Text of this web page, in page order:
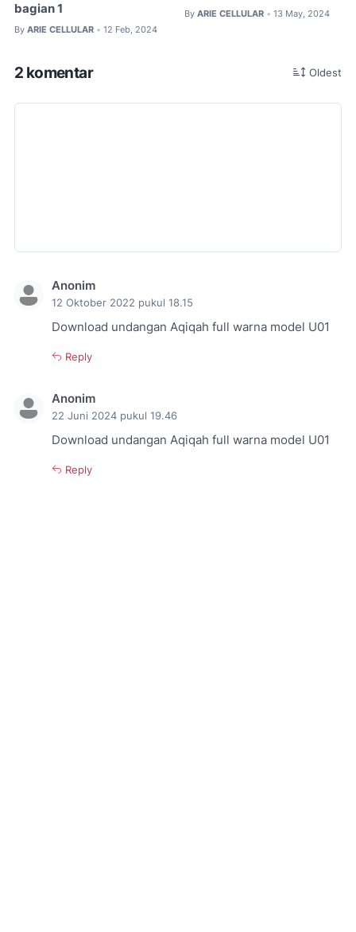
bagian 1
By ARIE CELLULAR • 12 Feb, 2024
By ARIE CELLULAR • 13 May, 2024
2 komentar Oldest
Anonim
12 Oktober 2022 pukul 18.15
Download undangan Aqiqah full warna model U01
Reply
Anonim
22 Juni 2024 pukul 19.46
Download undangan Aqiqah full warna model U01
Reply